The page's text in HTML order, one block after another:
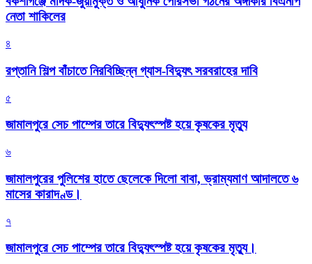
নেতা শাকিলের
৪
রপ্তানি শিল্প বাঁচাতে নিরবিচ্ছিন্ন গ্যাস-বিদ্যুৎ সরবরাহের দাবি
৫
জামালপুরে সেচ পাম্পের তারে বিদ্যুৎস্পষ্ট হয়ে কৃষকের মৃত্যু
৬
জামালপুরের পুলিশের হাতে ছেলেকে দিলো বাবা, ভ্রাম্যমাণ আদালতে ৬
মাসের কারাদণ্ড।
৭
জামালপুরে সেচ পাম্পের তারে বিদ্যুৎস্পষ্ট হয়ে কৃষকের মৃত্যু।